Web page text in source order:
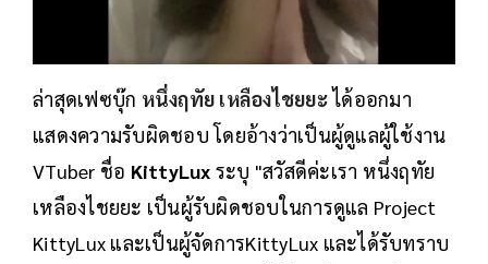
ล่าสุดเฟซบุ๊ก หนึ่งฤทัย เหลืองไชยยะได้ออกมา
แสดงความรับผิดชอบ โดยอ้างว่าเป็นผู้ดูแลผู้ใช้งาน
VTuber ชื่อ KittyLux ระบุ "สวัสดีค่ะเรา หนึ่งฤทัย
เหลืองไชยยะ เป็นผู้รับผิดชอบในการดูแล Project
KittyLux และเป็นผู้จัดการKittyLux และได้รับทราบ